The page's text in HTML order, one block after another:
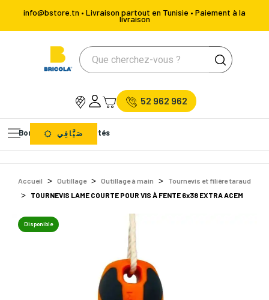
info@bstore.tn • Livraison partout en Tunisie • Paiement à la
livraison
52 962 962
Bons Plans Nouveautés
صَيَّافِي
Accueil Outillage Outillage à main
Tournevis et filière taraud
TOURNEVIS LAME COURTE POUR VIS À FENTE 6x38 EXTRA ACEM
Disponible